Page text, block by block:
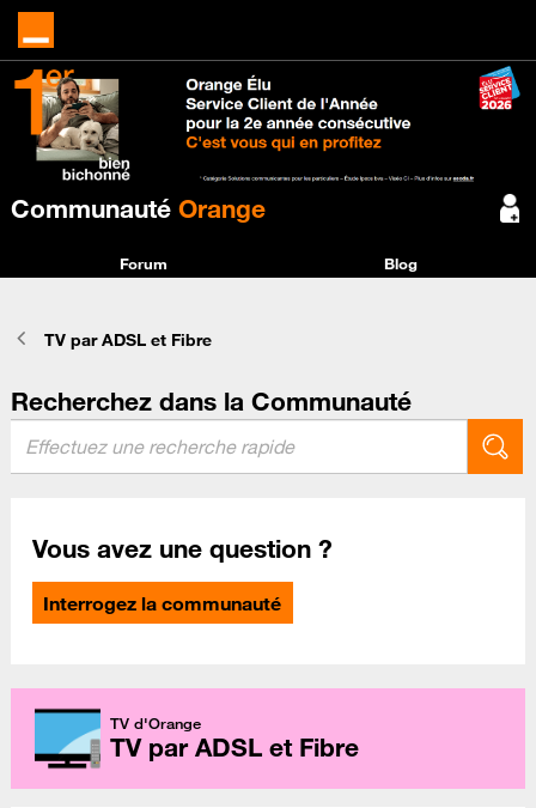
Communauté Orange
Forum Blog
TV par ADSL et Fibre
Recherchez dans la Communauté
Vous avez une question ?
Interrogez la communauté
TV d'Orange
TV par ADSL et Fibre